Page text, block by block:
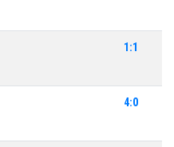
1:1
4:0